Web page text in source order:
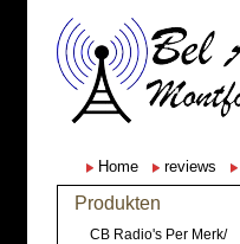
Home reviews
Produkten
CB Radio's Per Merk/